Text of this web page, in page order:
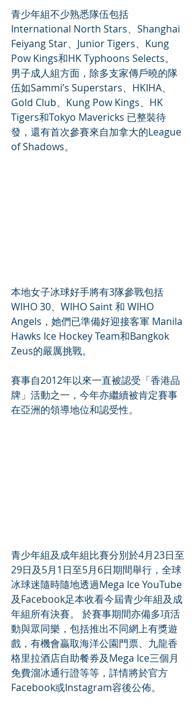
青少年組不少熟悉隊伍包括
International North Stars、Shanghai
Feiyang Star、Junior Tigers、Kung
Pow Kings和HK Typhoons Selects。
男子成人組方面，除多支家傳戶曉的隊
伍如Sammi’s Superstars、HKIHA、
Gold Club、Kung Pow Kings、HK
Tigers和Tokyo Mavericks 已整裝待
發，還有首次參賽來自加拿大的League
of Shadows。
本地女子冰球好手將有3隊參戰包括
WIHO 30、WIHO Saint 和 WIHO
Angels，她們已準備好迎接客軍 Manila
Hawks Ice Hockey Team和Bangkok
Zeus的嚴厲挑戰。
賽事自2012年以來一直被認受「香港品
牌」活動之一，今年亦繼續被肯定賽事
在亞洲的領導地位和認受性。
青少年組及成年組比賽分別於4月23日至
29日及5月1日至5月6日期間舉行，全球
冰球迷隨時隨地透過Mega Ice YouTube
及Facebook足本收看今屆青少年組及成
年組所有決賽。 於賽事期間亦備多項活
動與眾同樂，包括推出不同網上有獎遊
戲，有機會贏取海洋公園門票、九龍香
格里拉酒店自助餐券及Mega Ice三個月
免費溜冰通行證等等，詳情將於官方
Facebook或Instagram容後公佈。